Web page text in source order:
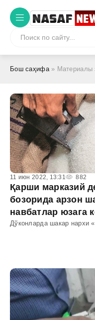
Бош саҳифа» Материалы
11 июн 2022, 13:31 882
Қарши марказий
бозорида арзон
навбатлар юзага
Дўконларда шакар нархи